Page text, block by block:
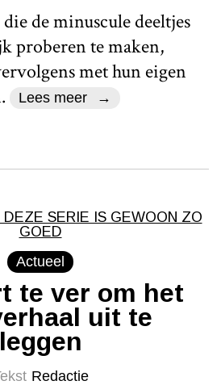
de minuscule deeltjes
proberen te maken,
met hun eigen
Lees meer
Actueel
te ver om het
uit te
leggen
Redactie